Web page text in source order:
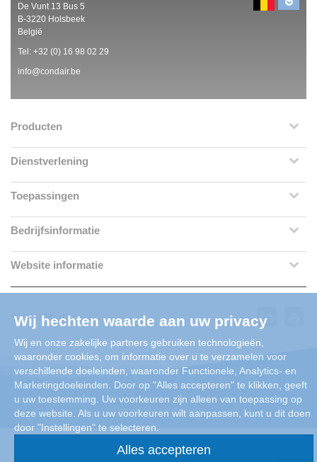
De Vunt 13 Bus 5
B-3220 Holsbeek
België
Tel: +32 (0) 16 98 02 29
info@condair.be
Producten
Dienstverlening
Toepassingen
Bedrijfsinformatie
Website informatie
Social Media
Copyright 2026 Condair Group
Wij hechten waarde aan uw privacy
Wij en onze zakelijke partners gebruiken technologieën,
waaronder cookies, om informatie over u te verzamelen voor
verschillende doeleinden, waaronder Functionele, Analytics- en
Marketingdoeleinden. Door op "Alles accepteren" te klikken, geeft
u uw toestemming. Uw voorkeuren zijn alleen van toepassing op
deze website. Als u uw voorkeuren wilt aanpassen, kunt u dit doen
door "Instellingen" te selecteren.
Alles accepteren